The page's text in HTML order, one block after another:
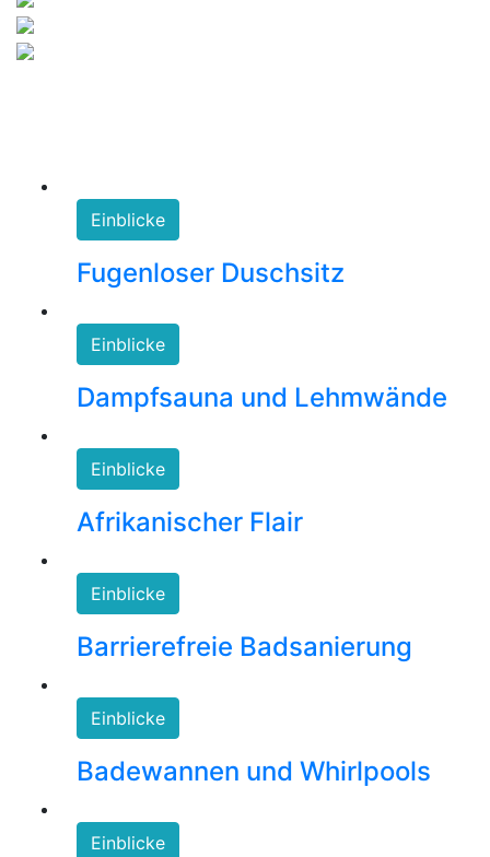
Einblicke
Fugenloser Duschsitz
Einblicke
Dampfsauna und Lehmwände
Einblicke
Afrikanischer Flair
Einblicke
Barrierefreie Badsanierung
Einblicke
Badewannen und Whirlpools
Einblicke